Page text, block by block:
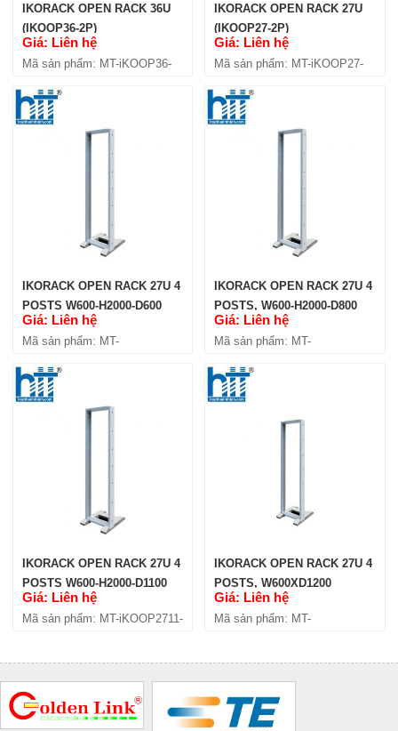
IKORACK OPEN RACK 36U
(IKOOP36-2P)
Giá: Liên hệ
Mã sản phẩm: MT-iKOOP36-
IKORACK OPEN RACK 27U
(IKOOP27-2P)
Giá: Liên hệ
Mã sản phẩm: MT-iKOOP27-
IKORACK OPEN RACK 27U 4
POSTS W600-H2000-D600
(IKOOP2706-4P)
Giá: Liên hệ
Mã sản phẩm: MT-
IKORACK OPEN RACK 27U 4
POSTS, W600-H2000-D800
(IKOOP2708-4P)
Giá: Liên hệ
Mã sản phẩm: MT-
IKORACK OPEN RACK 27U 4
POSTS W600-H2000-D1100
(IKOOP2711-4P)
Giá: Liên hệ
Mã sản phẩm: MT-iKOOP2711-
IKORACK OPEN RACK 27U 4
POSTS, W600XD1200
(IKOOP2712-4P)
Giá: Liên hệ
Mã sản phẩm: MT-